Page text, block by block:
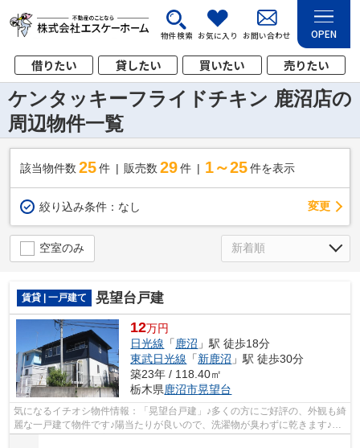
物件検索 お気に入り お問い合わせ OPEN
借りたい 貸したい 買いたい 売りたい
ケンタッキーフライドチキン 鹿沼店の
周辺物件一覧
該当物件数 25件 販売数 29 件 1～25 件を表示
絞り込み条件： なし 変更
空室のみ
賃貸 | 一戸建て 晃望台戸建
12万円
日光線 「 鹿沼 」駅 徒歩18分
東武日光線 「新鹿沼 」駅 徒歩30分
築23年 / 118.40㎡
栃木県鹿沼市晃望台
気になるイチオシ物件情報：「晃望台戸建」♪多くの方にご好評の、外観も綺
麗な一戸建て物件です♪陽当たりが良いので、洗濯物が臭わずに乾きます♪物